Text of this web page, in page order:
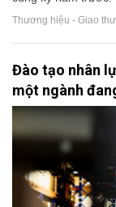
Thương hiệu - Giao
Đào tạo nhân
một ngành